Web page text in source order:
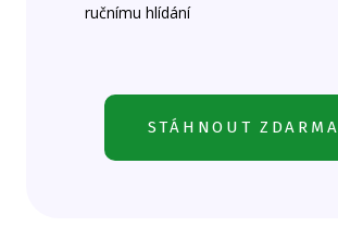
ručnímu hlídání
STÁHNOUT ZDARMA